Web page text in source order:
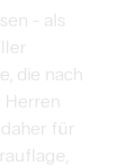
- als
die nach
für